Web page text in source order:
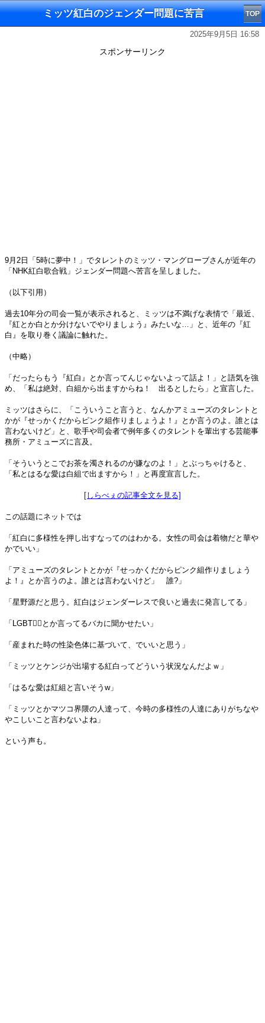
ミッツ紅白のジェンダー問題に苦言 TOP
2025年9月5日 16:58
スポンサーリンク
9月2日「5時に夢中！」でタレントのミッツ・マングローブさんが近年の
「NHK紅白歌合戦」ジェンダー問題へ苦言を呈しました。
（以下引用）
過去10年分の司会一覧が表示されると、ミッツは不満げな表情で「最近、
『紅とか白とか分けないでやりましょう』みたいな…」と、近年の『紅
白』を取り巻く議論に触れた。
（中略）
「だったらもう『紅白』とか言ってんじゃないよって話よ！」と語気を強
め、「私は絶対、白組から出ますからね！ 出るとしたら」と宣言した。
ミッツはさらに、「こういうこと言うと、なんかアミューズのタレントと
かが『せっかくだからピンク組作りましょうよ！』とか言うのよ。誰とは
言わないけど」と、歌手や司会者で例年多くのタレントを輩出する芸能事
務所・アミューズに言及。
「そういうとこでお茶を濁されるのが嫌なのよ！」とぶっちゃけると、
「私とはるな愛は白組で出ますから！」と再度宣言した。
[しらべぇの記事全文を見る]
この話題にネットでは
「紅白に多様性を押し出すなってのはわかる。女性の司会は着物だと華や
かでいい」
「アミューズのタレントとかが『せっかくだからピンク組作りましょう
よ！』とか言うのよ。誰とは言わないけど」 誰?」
「星野源だと思う。紅白はジェンダーレスで良いと過去に発言してる」
「LGBT🏳️‍🌈とか言ってるバカに聞かせたい」
「産まれた時の性染色体に基づいて、でいいと思う」
「ミッツとケンジが出場する紅白ってどういう状況なんだよｗ」
「はるな愛は紅組と言いそうw」
「ミッツとかマツコ界隈の人達って、今時の多様性の人達にありがちなや
やこしいこと言わないよね」
という声も。